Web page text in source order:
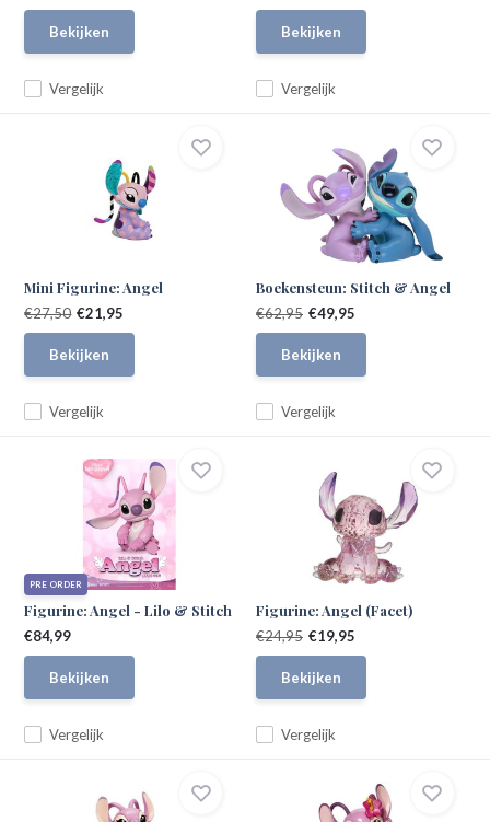
Vergelijk
Bekijken
Vergelijk
Bekijken
Mini Figurine: Angel
Vergelijk
€27,50 €21,95
Bekijken
Boekensteun: Stitch & Angel
Vergelijk
€62,95 €49,95
Bekijken
PRE ORDER
Figurine: Angel - Lilo & Stitch
Vergelijk
€84,99
Bekijken
Figurine: Angel (Facet)
Vergelijk
€24,95 €19,95
Bekijken